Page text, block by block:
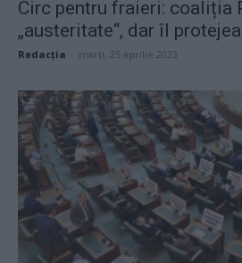
Circ pentru fraieri: coaliția
„austeritate“, dar îl
Redacţia marți, 25 aprilie 2023